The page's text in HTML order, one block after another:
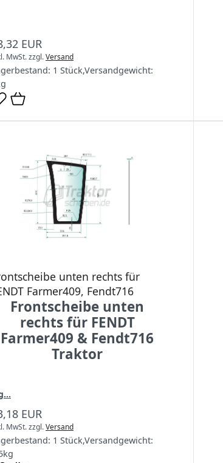
EUR
MwSt.zzgl.Versand
1 Stück,Versandgewicht:
unten rechts für
Farmer409, Fendt716
Frontscheibe unten
rechts für FENDT
Farmer409 & Fendt716
Traktor
EUR
MwSt.zzgl.Versand
1 Stück,Versandgewicht:
kg